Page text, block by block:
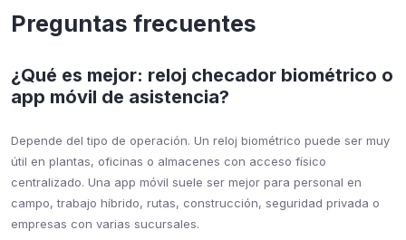
Preguntas frecuentes
¿Qué es mejor: reloj checador biométrico o
app móvil de asistencia?
Depende del tipo de operación. Un reloj biométrico puede ser muy
útil en plantas, oficinas o almacenes con acceso físico
centralizado. Una app móvil suele ser mejor para personal en
campo, trabajo híbrido, rutas, construcción, seguridad privada o
empresas con varias sucursales.